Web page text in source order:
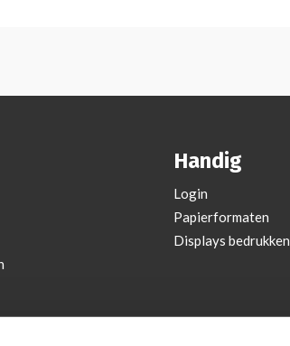
Handig
Login
Papierformaten
Displays bedrukken